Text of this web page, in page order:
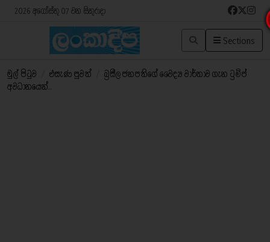
2026 අගෝස්තු 07 වන සිකුරාදා
Sections
මුල් පිටුව එසැණ පුවත්
බ්‍රසීල ජනපතිගේ වෛද්‍ය වාර්තාව ගැන ට්‍රම්ප්
අවධානයෙන්..